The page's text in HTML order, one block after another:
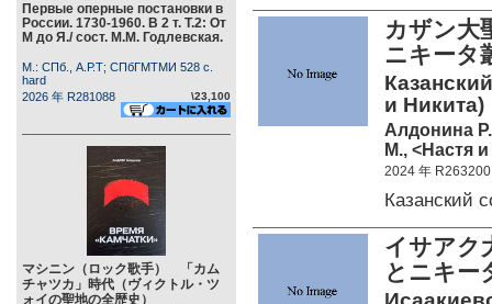
Первые оперные постановки в
России. 1730-1960. В 2 т. Т.2: От
М до Я./ сост. М.М. Годлевская.
М.: СПб., А.Р.Т; СПбГМТМИ 528 c.
hard
2026 年 R281088
\23,100
マシニン（ロック歌手） 「カム
チャツカ」時代（ヴィクトル・ツ
ォイの聖地の全歴史）
カザン大
ニキー
и Никита)
Алдонина Р.
М., <Настя
2024 年 R263200
Казанский
イサアク
とニキ